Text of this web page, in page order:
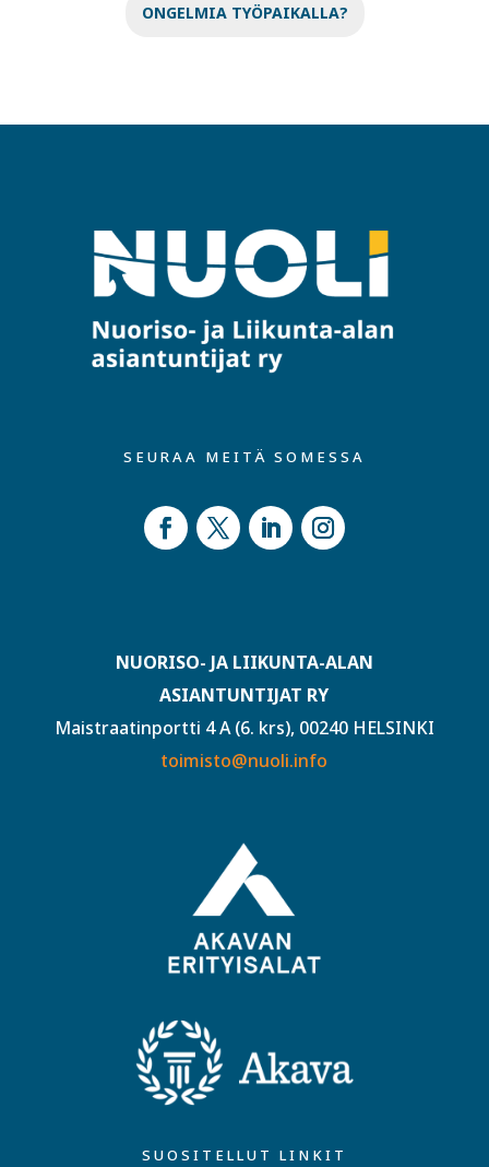
ONGELMIA TYÖPAIKALLA?
SEURAA MEITÄ SOMESSA
NUORISO- JA LIIKUNTA-ALAN
ASIANTUNTIJAT RY
Maistraatinportti 4 A (6. krs), 00240 HELSINKI
toimisto@nuoli.info
SUOSITELLUT LINKIT